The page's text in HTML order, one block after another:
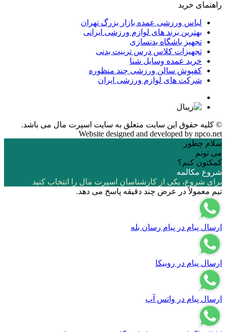
راهنمای خرید
لباس ورزشی عمده بازار بزرگ تهران
بهترین برند های لوازم ورزشی ایرانی
تجهیز باشگاه بدنسازی
تجهیزات کلاس درس تربیت بدنی
خرید عمده وسایل شنا
کفپوش سالن ورزشی چند منظوره
شرکت های لوازم ورزشی ایران
© کلیه حقوق این سایت متعلق به سایت اسپرت مال می باشد.
Website designed and developed by npco.net
سلام چطور
می تونم
کمکتون کنم؟
شروع مکالمه
برای شروع، یکی از کارشناسان اسپرت مال را انتخاب کنید
تیم معمولاً در عرض چند دقیقه پاسخ می دهد.
ارسال پیام در پیام رسان بله
ارسال پیام در روبیکا
ارسال پیام در واتس آپ